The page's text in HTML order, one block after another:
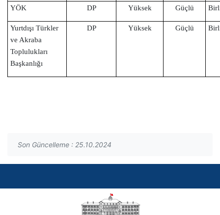
YÖK DP Yüksek Güçlü
Yurtdışı Türkler
ve Akraba
Toplulukları
Başkanlığı
DP Yüksek Güçlü
Son Güncelleme : 25.10.2024